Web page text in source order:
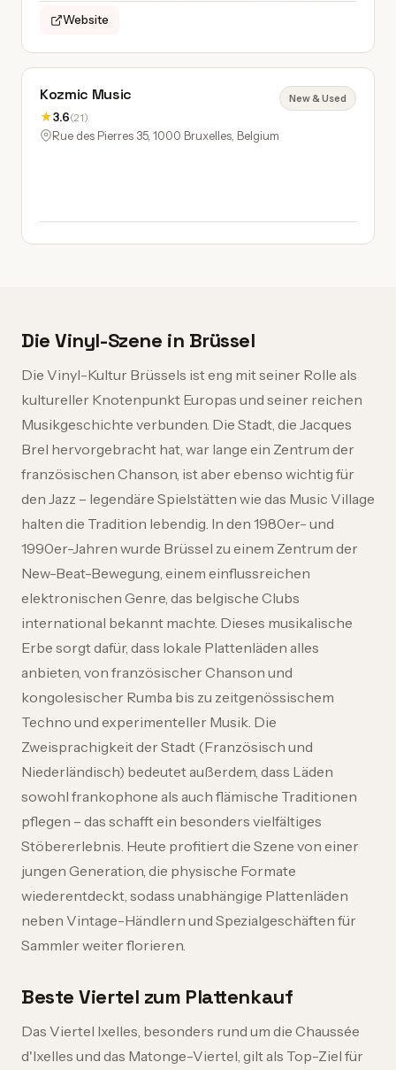
Website
Kozmic Music
★3.6(21)
New & Used
Rue des Pierres 35, 1000 Bruxelles, Belgium
Die Vinyl-Szene in Brüssel
Die Vinyl-Kultur Brüssels ist eng mit seiner Rolle als
kultureller Knotenpunkt Europas und seiner reichen
Musikgeschichte verbunden. Die Stadt, die Jacques
Brel hervorgebracht hat, war lange ein Zentrum der
französischen Chanson, ist aber ebenso wichtig für
den Jazz – legendäre Spielstätten wie das Music Village
halten die Tradition lebendig. In den 1980er- und
1990er-Jahren wurde Brüssel zu einem Zentrum der
New-Beat-Bewegung, einem einflussreichen
elektronischen Genre, das belgische Clubs
international bekannt machte. Dieses musikalische
Erbe sorgt dafür, dass lokale Plattenläden alles
anbieten, von französischer Chanson und
kongolesischer Rumba bis zu zeitgenössischem
Techno und experimenteller Musik. Die
Zweisprachigkeit der Stadt (Französisch und
Niederländisch) bedeutet außerdem, dass Läden
sowohl frankophone als auch flämische Traditionen
pflegen – das schafft ein besonders vielfältiges
Stöbererlebnis. Heute profitiert die Szene von einer
jungen Generation, die physische Formate
wiederentdeckt, sodass unabhängige Plattenläden
neben Vintage-Händlern und Spezialgeschäften für
Sammler weiter florieren.
Beste Viertel zum Plattenkauf
Das Viertel Ixelles, besonders rund um die Chaussée
d'Ixelles und das Matonge-Viertel, gilt als Top-Ziel für